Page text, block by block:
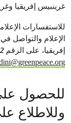
غرينبيس إفريقيا
للاستفسارات
الإعلام والتواصل
إفريقيا، على الرقم
للحصول
وللاطلاع